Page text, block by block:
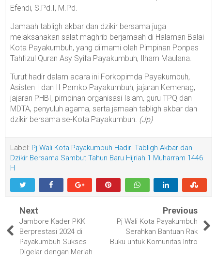
Efendi, S.Pd.I, M.Pd.
Jamaah tabligh akbar dan dzikir bersama juga
melaksanakan salat maghrib berjamaah di Halaman Balai
Kota Payakumbuh, yang diimami oleh Pimpinan Ponpes
Tahfizul Quran Asy Syifa Payakumbuh, Ilham Maulana.
Turut hadir dalam acara ini Forkopimda Payakumbuh,
Asisten I dan II Pemko Payakumbuh, jajaran Kemenag,
jajaran PHBI, pimpinan organisasi Islam, guru TPQ dan
MDTA, penyuluh agama, serta jamaah tabligh akbar dan
dzikir bersama se-Kota Payakumbuh. (Jp)
Label: Pj Wali Kota Payakumbuh Hadiri Tabligh Akbar dan
Dzikir Bersama Sambut Tahun Baru Hijriah 1 Muharram 1446
H
Next
Jambore Kader PKK
Berprestasi 2024 di
Payakumbuh Sukses
Digelar dengan Meriah
Previous
Pj Wali Kota Payakumbuh
Serahkan Bantuan Rak
Buku untuk Komunitas Intro